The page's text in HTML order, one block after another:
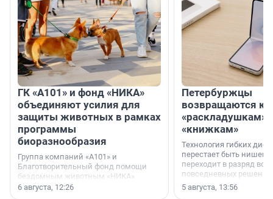
ГК «А101» и фонд «НИКА»
объединяют усилия для
защиты животных в рамках
программы
биоразнообразия
Группа компаний «А101» и
Благотворительный фонд помощи
бездомным животным «НИКА»
заключили соглашение о
6 августа, 12:26
Петербуржцы
возвращаются к
«раскладушкам»
«книжкам»
Технология гибких
перестает быть
переходит в разряд
повседневных
5 августа, 13:56